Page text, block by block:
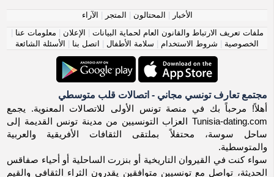
الأخبار المحتالون المتجر
الآراء
ملفات تعريف الارتباط والقانون العام لحماية البيانات
الإعلان معلومات عنا
الخصوصية
شروط الاستخدام سلامة الأطفال اتصل بنا الأسئلة الشائعة
مجتمع تعارف تونسي مجاني - اتصالات قلب متوسطي
أهلاً! مرحباً بك في منصة تونس الأولى للاتصالات المعنوية. يجمع
Tunisia-dating.com العزاب التونسيين من مدينة تونس القديمة إلى
ساحل سوسة، محتفلاً بملتقى الثقافات الأفريقية والعربية
والمتوسطية.
سواء كنت في القيروان التاريخية أو بنزرت الساحلية أو أحياء صفاقس
الحديثة، تواصل مع تونسيين متوافقين يقدرون الثراء الثقافي والقيم